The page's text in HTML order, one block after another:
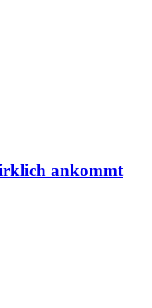
ankommt